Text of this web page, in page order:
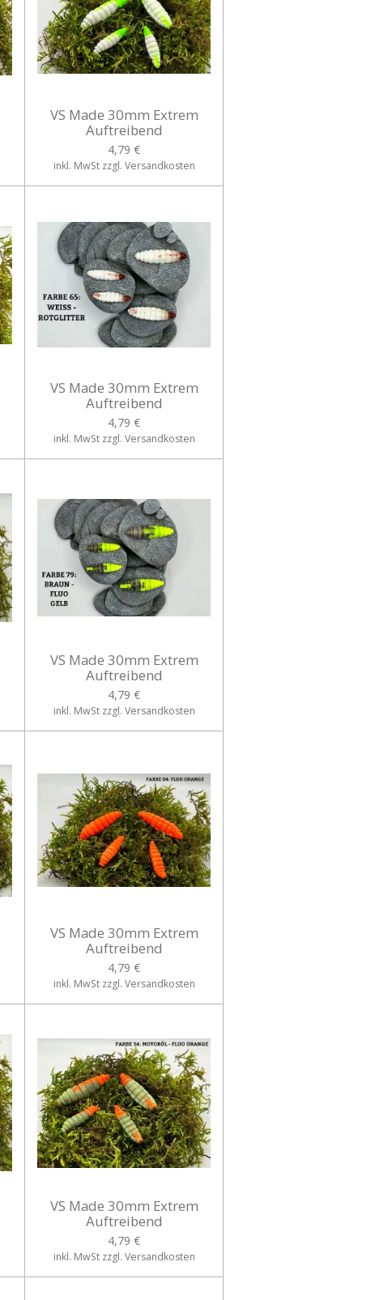
VS Made 30mm Extrem
Auftreibend
4,79 €
inkl. MwSt zzgl. Versandkosten
VS Made 30mm Extrem
Auftreibend
4,79 €
inkl. MwSt zzgl. Versandkosten
VS Made 30mm Extrem
Auftreibend
4,79 €
inkl. MwSt zzgl. Versandkosten
VS Made 30mm Extrem
Auftreibend
4,79 €
inkl. MwSt zzgl. Versandkosten
VS Made 30mm Extrem
Auftreibend
4,79 €
inkl. MwSt zzgl. Versandkosten